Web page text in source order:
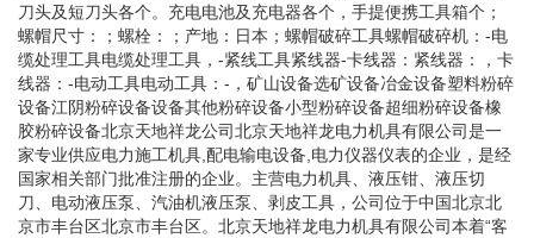
刀头及短刀头各个。充电电池及充电器各个，手提便携工具箱个；
螺帽尺寸：；螺栓：；产地：日本；螺帽破碎工具螺帽破碎机：-电
缆处理工具电缆处理工具，-紧线工具紧线器-卡线器：紧线器：，卡
线器：-电动工具电动工具：-，矿山设备选矿设备冶金设备塑料粉碎
设备江阴粉碎设备设备其他粉碎设备小型粉碎设备超细粉碎设备橡
胶粉碎设备北京天地祥龙公司北京天地祥龙电力机具有限公司是一
家专业供应电力施工机具,配电输电设备,电力仪器仪表的企业，是经
国家相关部门批准注册的企业。主营电力机具、液压钳、液压切
刀、电动液压泵、汽油机液压泵、剥皮工具，公司位于中国北京北
京市丰台区北京市丰台区。北京天地祥龙电力机具有限公司本着“客